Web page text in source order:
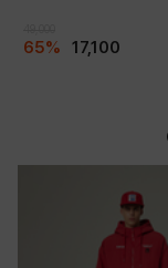
65% 17,100